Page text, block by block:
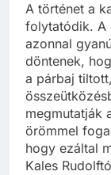
A történet a
folytatódik. A
azonnal
döntenek,
a párbaj
megmutatják
örömmel
hogy ezáltal
Kales